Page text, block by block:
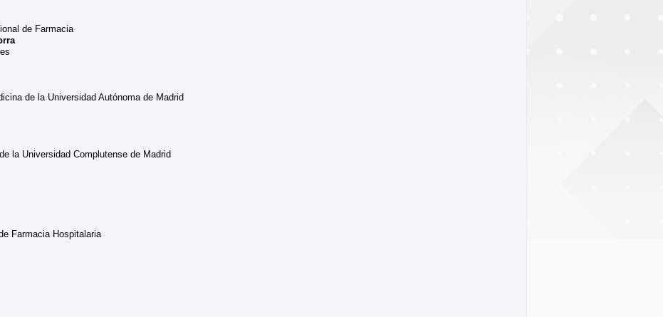
de Farmacia
de la Universidad Autónoma de Madrid
la Universidad Complutense de Madrid
Farmacia Hospitalaria